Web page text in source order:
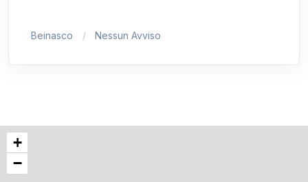
Beinasco Nessun Avviso
+
−